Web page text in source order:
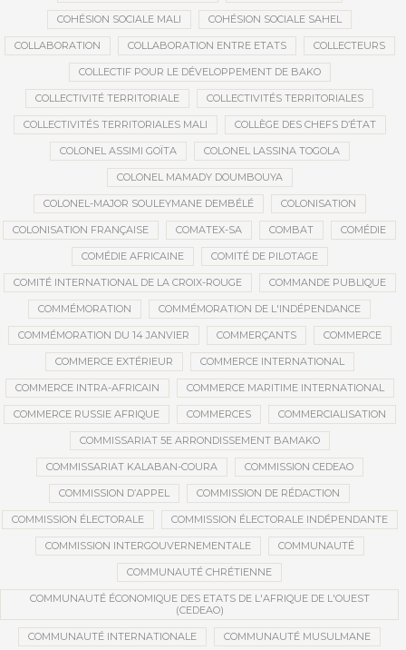
COHÉSION SOCIALE MALI COHÉSION SOCIALE SAHEL
COLLABORATION COLLABORATION ENTRE ETATS COLLECTEURS
COLLECTIF POUR LE DÉVELOPPEMENT DE BAKO
COLLECTIVITÉ TERRITORIALE COLLECTIVITÉS TERRITORIALES
COLLECTIVITÉS TERRITORIALES MALI COLLÈGE DES CHEFS D’ÉTAT
COLONEL ASSIMI GOÏTA COLONEL LASSINA TOGOLA
COLONEL MAMADY DOUMBOUYA
COLONEL-MAJOR SOULEYMANE DEMBÉLÉ COLONISATION
COLONISATION FRANÇAISE COMATEX-SA COMBAT COMÉDIE
COMÉDIE AFRICAINE COMITÉ DE PILOTAGE
COMITÉ INTERNATIONAL DE LA CROIX-ROUGE COMMANDE PUBLIQUE
COMMÉMORATION COMMÉMORATION DE L'INDÉPENDANCE
COMMÉMORATION DU 14 JANVIER COMMERÇANTS COMMERCE
COMMERCE EXTÉRIEUR COMMERCE INTERNATIONAL
COMMERCE INTRA-AFRICAIN COMMERCE MARITIME INTERNATIONAL
COMMERCE RUSSIE AFRIQUE COMMERCES COMMERCIALISATION
COMMISSARIAT 5E ARRONDISSEMENT BAMAKO
COMMISSARIAT KALABAN-COURA COMMISSION CEDEAO
COMMISSION D’APPEL COMMISSION DE RÉDACTION
COMMISSION ÉLECTORALE COMMISSION ÉLECTORALE INDÉPENDANTE
COMMISSION INTERGOUVERNEMENTALE COMMUNAUTÉ
COMMUNAUTÉ CHRÉTIENNE
COMMUNAUTÉ ÉCONOMIQUE DES ETATS DE L'AFRIQUE DE L'OUEST
(CEDEAO)
COMMUNAUTÉ INTERNATIONALE COMMUNAUTÉ MUSULMANE